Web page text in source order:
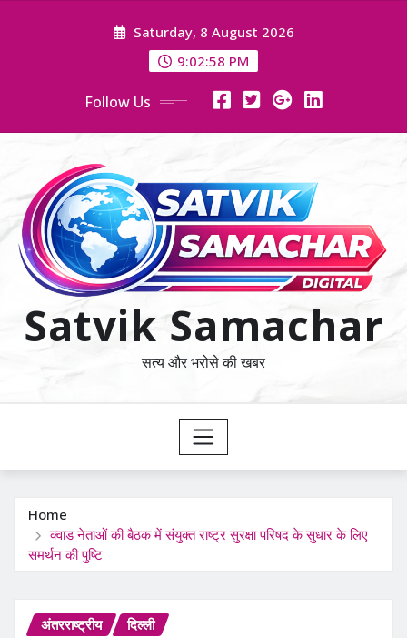
Saturday, 8 August 2026
9:02:59 PM
Follow Us
Satvik Samachar
सत्य और भरोसे की खबर
Home
क्वाड नेताओं की बैठक में संयुक्त राष्ट्र सुरक्षा परिषद के सुधार के लिए
समर्थन की पुष्टि
अंतरराष्ट्रीय दिल्ली